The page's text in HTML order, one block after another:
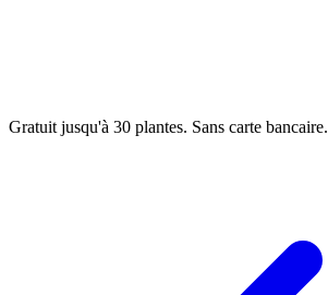
Gratuit jusqu'à 30 plantes. Sans carte bancaire.